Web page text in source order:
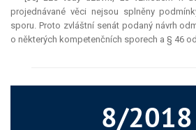
projednávané věci nejsou splněny
sporu. Proto zvláštní senát podaný návrh
o některých kompetenčních sporech a § 46